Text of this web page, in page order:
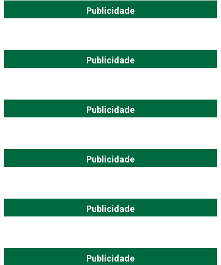
Publicidade
Publicidade
Publicidade
Publicidade
Publicidade
Publicidade